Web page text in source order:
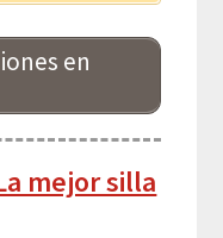
en
mejor silla